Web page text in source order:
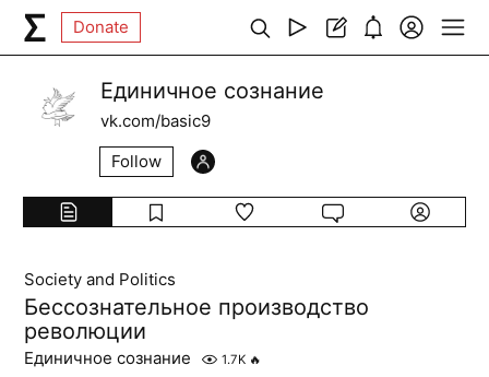
Donate
Единичное сознание
vk.com/basic9
Follow
Society and Politics
Бессознательное производство
революции
Единичное сознание 1.7K 🔥